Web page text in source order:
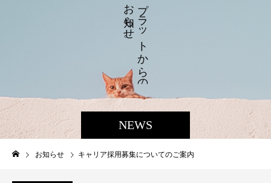
NEWS
ラ
ッ
ト
か
ら
の
ら
せ
。
お知らせ キャリア採用募集についてのご案内